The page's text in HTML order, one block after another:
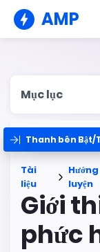
AMP
Mục lục
Thanh bên Bật/
Tài
liệu
luyện
Giới
phức